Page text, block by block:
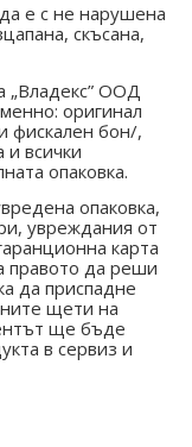
е с не нарушена
скъсана,
„Владекс” ООД
оригинал
фискален бон/,
и всички
опаковка.
опаковка,
увреждания от
карта
правото да реши
да приспадне
щети на
ще бъде
в сервиз и